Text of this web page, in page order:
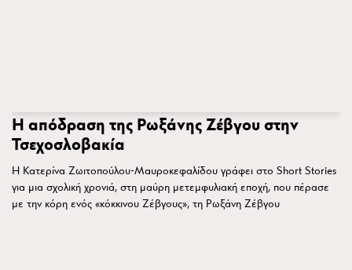
Η απόδραση της Ρωξάνης Ζέβγου στην
Τσεχοσλοβακία
Η Κατερίνα Ζωιτοπούλου-Μαυροκεφαλίδου γράφει στο Short Stories
για μια σχολική χρονιά, στη μαύρη μετεμφυλιακή εποχή, που πέρασε
με την κόρη ενός «κόκκινου Ζέβγους», τη Ρωξάνη Ζέβγου